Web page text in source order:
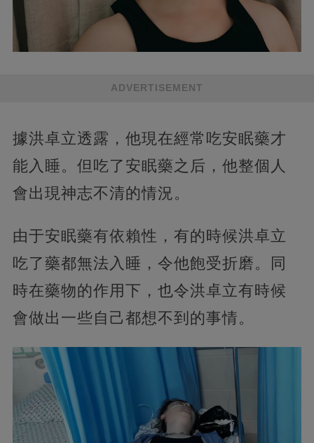
ADVERTISEMENT
據洪卓立透露，他現在經常吃安眠藥才
能入睡。但吃了安眠藥之后，他整個人
會出現神志不清的情況。
由于安眠藥有依賴性，有的時候洪卓立
吃了藥都無法入睡，令他飽受折磨。同
時在藥物的作用下，也令洪卓立有時候
會做出一些自己都想不到的事情。